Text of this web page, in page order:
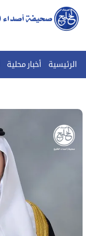
الرئيسية أخبار محلية